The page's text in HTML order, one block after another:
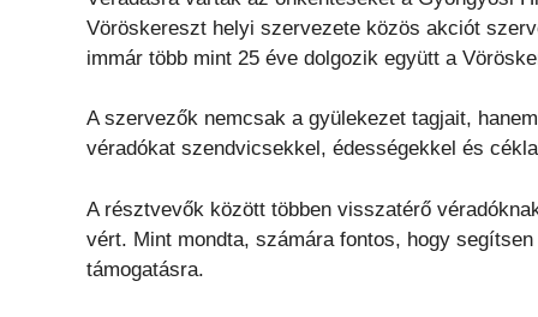
Vöröskereszt helyi szervezete közös akciót
immár több mint 25 éve dolgozik együtt a
A szervezők nemcsak a gyülekezet tagjait,
véradókat szendvicsekkel, édességekkel és
A résztvevők között többen visszatérő
vért. Mint mondta, számára fontos, hogy
támogatásra.